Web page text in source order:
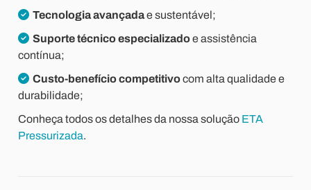
Tecnologia avançadae sustentável;
Suporte técnico especializadoe assistência
contínua;
Custo-benefício competitivocom alta qualidade e
durabilidade;
Conheça todos os detalhes da nossa solução ETA
Pressurizada.